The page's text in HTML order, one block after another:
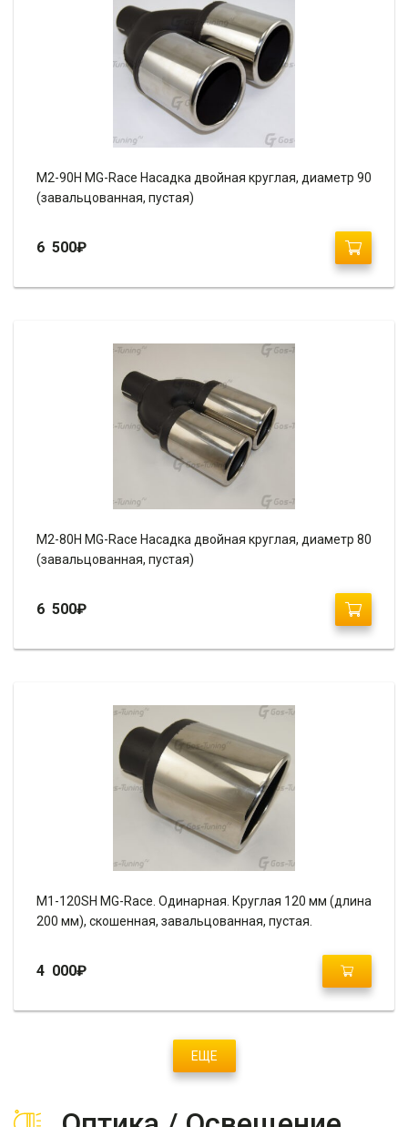
М2-90H MG-Race Насадка двойная круглая, диаметр 90
(завальцованная, пустая)
6 500₽
М2-80H MG-Race Насадка двойная круглая, диаметр 80
(завальцованная, пустая)
6 500₽
M1-120SH MG-Race. Одинарная. Круглая 120 мм (длина
200 мм), скошенная, завальцованная, пустая.
4 000₽
ЕЩЕ